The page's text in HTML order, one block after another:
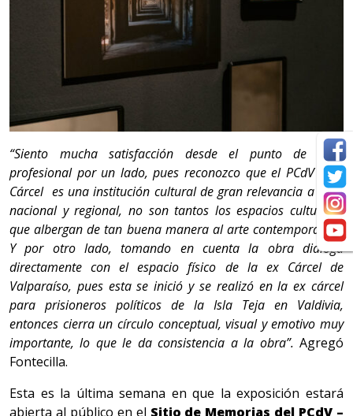
“Siento mucha satisfacción desde el punto de vista
profesional por un lado, pues reconozco que el PCdV – Ex
Cárcel es una institución cultural de gran relevancia a nivel
nacional y regional, no son tantos los espacios culturales
que albergan de tan buena manera al arte contemporáneo.
Y por otro lado, tomando en cuenta la obra dialoga
directamente con el espacio físico de la ex Cárcel de
Valparaíso, pues esta se inició y se realizó en la ex cárcel
para prisioneros políticos de la Isla Teja en Valdivia,
entonces cierra un círculo conceptual, visual y emotivo muy
importante, lo que le da consistencia a la obra”. Agregó
Fontecilla.
Esta es la última semana en que la exposición estará
abierta al público en el Sitio de Memorias del PCdV –